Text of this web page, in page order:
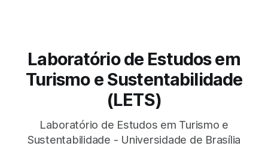
Laboratório de Estudos em
Turismo e Sustentabilidade
(LETS)
Laboratório de Estudos em Turismo e
Sustentabilidade - Universidade de Brasília